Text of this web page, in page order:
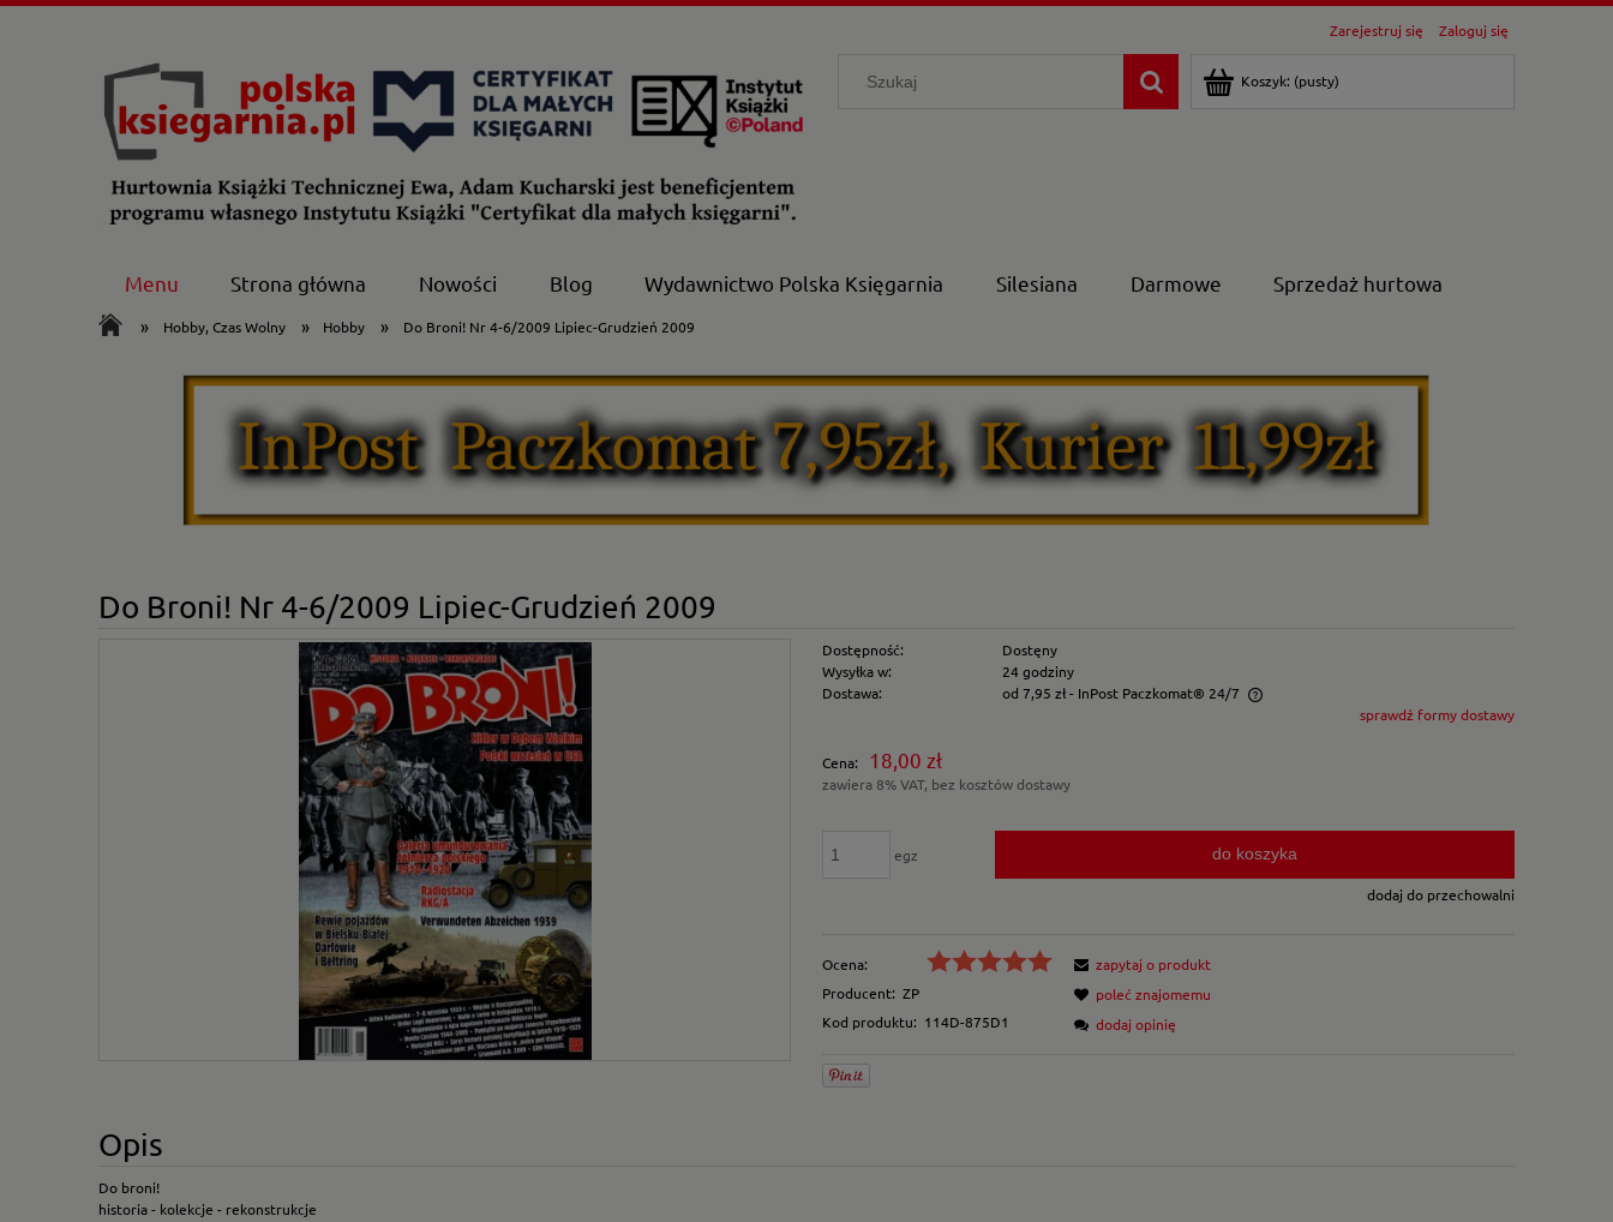
Zarejestruj się Zaloguj się
Koszyk: (pusty)
Menu Strona główna Nowości Blog Wydawnictwo Polska Księgarnia Silesiana Darmowe Sprzedaż hurtowa
» Hobby, Czas Wolny » Hobby » Do Broni! Nr 4-6/2009 Lipiec-Grudzień 2009
Do Broni! Nr 4-6/2009 Lipiec-Grudzień 2009
Dostępność:
Dostęny
Wysyłka w:
24 godziny
Dostawa:
od 7,95 zł- InPost Paczkomat® 24/7
płatności
sprawdź formy dostawy
Cena: 18,00 zł
zawiera 8% VAT, bez kosztów dostawy
egz do koszyka
dodaj do przechowalni
Ocena:
Producent: ZP
Kod produktu: 114D-875D1
zapytaj o produkt
poleć znajomemu
dodaj opinię
Opis
Do broni!
historia - kolekcje - rekonstrukcje